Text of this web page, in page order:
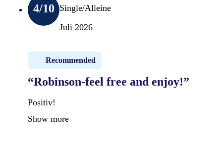
4/10 Single/Alleine
Juli 2026
Recommended
“Robinson-feel free and enjoy!”
Positiv!
Show more